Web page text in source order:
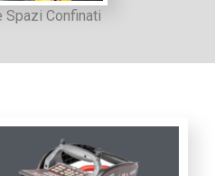
Spazi Confinati